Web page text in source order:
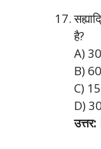
है?
A)
B)
C)
D)
उत्तर: